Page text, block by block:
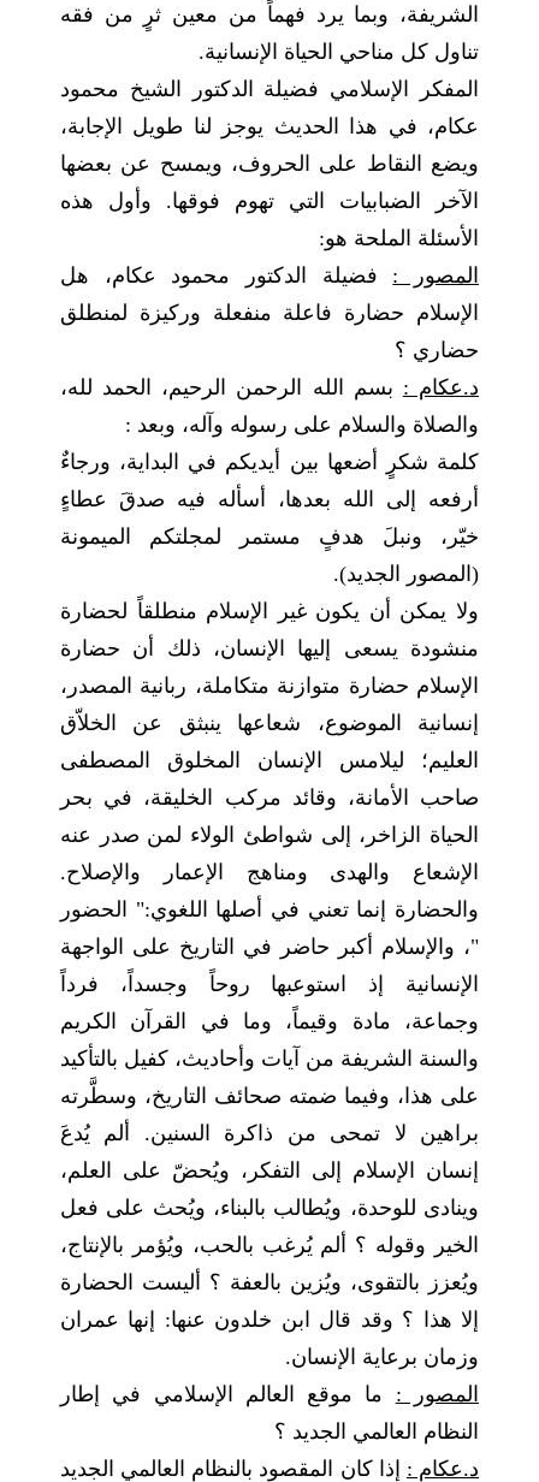
الشريفة، وبما يرد فهماً من معين ثرٍ من فقه
تناول كل مناحي الحياة الإنسانية.
المفكر الإسلامي فضيلة الدكتور الشيخ محمود
عكام، في هذا الحديث يوجز لنا طويل الإجابة،
ويضع النقاط على الحروف، ويمسح عن بعضها
الآخر الضبابيات التي تهوم فوقها. وأول هذه
الأسئلة الملحة هو:
المصور : فضيلة الدكتور محمود عكام، هل
الإسلام حضارة فاعلة منفعلة وركيزة لمنطلق
حضاري ؟
د.عكام : بسم الله الرحمن الرحيم، الحمد لله،
والصلاة والسلام على رسوله وآله، وبعد :
كلمة شكرٍ أضعها بين أيديكم في البداية، ورجاءٌ
أرفعه إلى الله بعدها، أسأله فيه صدقَ عطاءٍ
خيّر، ونبلَ هدفٍ مستمر لمجلتكم الميمونة
(المصور الجديد).
ولا يمكن أن يكون غير الإسلام منطلقاً لحضارة
منشودة يسعى إليها الإنسان، ذلك أن حضارة
الإسلام حضارة متوازنة متكاملة، ربانية المصدر،
إنسانية الموضوع، شعاعها ينبثق عن الخلاّق
العليم؛ ليلامس الإنسان المخلوق المصطفى
صاحب الأمانة، وقائد مركب الخليقة، في بحر
الحياة الزاخر، إلى شواطئ الولاء لمن صدر عنه
الإشعاع والهدى ومناهج الإعمار والإصلاح.
والحضارة إنما تعني في أصلها اللغوي:" الحضور
"، والإسلام أكبر حاضر في التاريخ على الواجهة
الإنسانية إذ استوعبها روحاً وجسداً، فرداً
وجماعة، مادة وقيماً، وما في القرآن الكريم
والسنة الشريفة من آيات وأحاديث، كفيل بالتأكيد
على هذا، وفيما ضمته صحائف التاريخ، وسطَّرته
براهين لا تمحى من ذاكرة السنين. ألم يُدعَ
إنسان الإسلام إلى التفكر، ويُحضّ على العلم،
وينادى للوحدة، ويُطالب بالبناء، ويُحث على فعل
الخير وقوله ؟ ألم يُرغب بالحب، ويُؤمر بالإنتاج،
ويُعزز بالتقوى، ويُزين بالعفة ؟ أليست الحضارة
إلا هذا ؟ وقد قال ابن خلدون عنها: إنها عمران
وزمان برعاية الإنسان.
المصور : ما موقع العالم الإسلامي في إطار
النظام العالمي الجديد ؟
د.عكام : إذا كان المقصود بالنظام العالمي الجديد